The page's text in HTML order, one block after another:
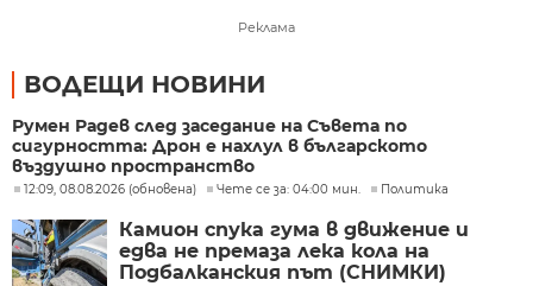
Реклама
ВОДЕЩИ НОВИНИ
Румен Радев след заседание на Съвета по
сигурността: Дрон е нахлул в българското
въздушно пространство
12:09, 08.08.2026 (обновена) Чете се за: 04:00 мин. Политика
Камион спука гума в движение и
едва не премаза лека кола на
Подбалканския път (СНИМКИ)